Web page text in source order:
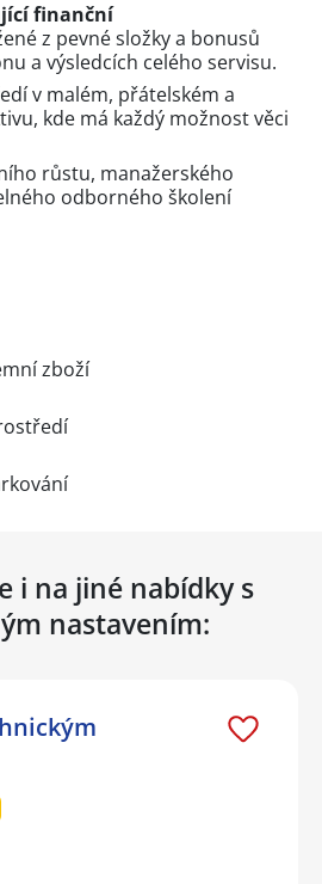
finanční
z pevné složky a bonusů
a výsledcích celého servisu.
v malém, přátelském a
kde má každý možnost věci
růstu, manažerského
odborného školení
zboží
i na jiné nabídky s
nastavením: